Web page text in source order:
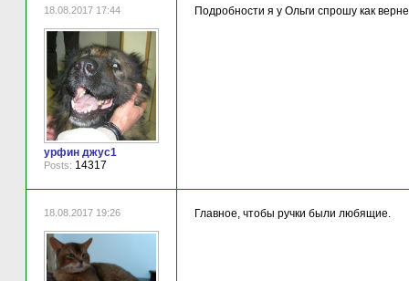
18.08.2017 17:44
урфин джус1
Posts: 14317
Подробности я у Ольги спрошу как
18.08.2017 19:26 Главное, чтобы ручки были любящие.